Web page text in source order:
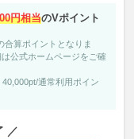
円相当のVポイント
算ポイントとなりま
公式ホームページをご確
40,000pt/通常利用ポイン
／